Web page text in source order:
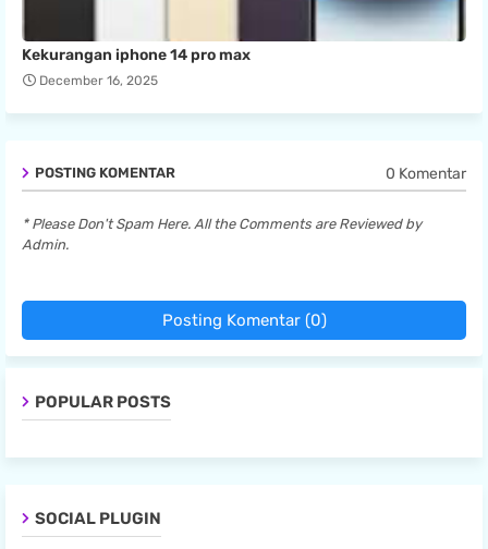
Kekurangan iphone 14 pro max
December 16, 2025
POSTING KOMENTAR 0 Komentar
* Please Don't Spam Here. All the Comments are Reviewed by
Admin.
Posting Komentar (0)
POPULAR POSTS
SOCIAL PLUGIN